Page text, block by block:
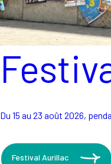
Du 15 au 23 août 2026,
Festival Aurillac